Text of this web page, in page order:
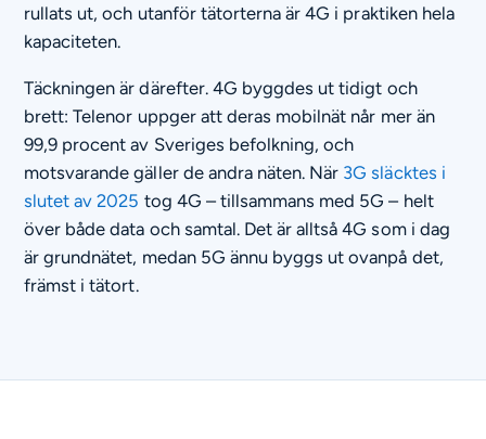
rullats ut, och utanför tätorterna är 4G i praktiken hela
kapaciteten.
Täckningen är därefter. 4G byggdes ut tidigt och
brett: Telenor uppger att deras mobilnät når mer än
99,9 procent av Sveriges befolkning, och
motsvarande gäller de andra näten. När 3G släcktes i
slutet av 2025 tog 4G – tillsammans med 5G – helt
över både data och samtal. Det är alltså 4G som i dag
är grundnätet, medan 5G ännu byggs ut ovanpå det,
främst i tätort.